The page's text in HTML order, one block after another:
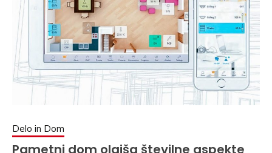
Delo in Dom
Pametni dom olajša številne aspekte